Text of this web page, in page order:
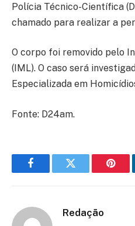
Polícia Técnico-Científica
chamado para realizar a
O corpo foi removido pelo
(IML). O caso será
Especializada em
Fonte: D24am.
FacebookTwitter
Redação